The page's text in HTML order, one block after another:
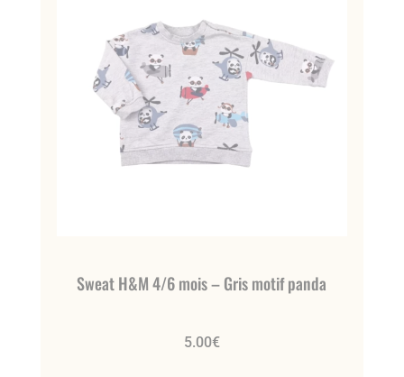
Sweat H&M 4/6 mois – Gris motif panda
5.00€